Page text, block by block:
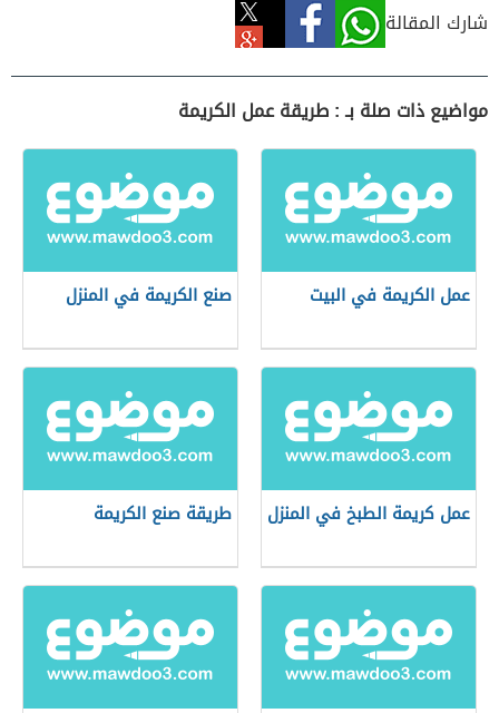
شارك المقالة
مواضيع ذات صلة بـ : طريقة عمل الكريمة
عمل الكريمة في البيت صنع الكريمة في المنزل
عمل كريمة الطبخ في المنزل طريقة صنع الكريمة